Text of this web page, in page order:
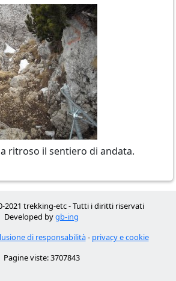
ritroso il sentiero di andata.
2021 trekking-etc - Tutti i diritti riservati
Developed bygb-ing
di responsabilità- privacy e cookie
Pagine viste: 3707843